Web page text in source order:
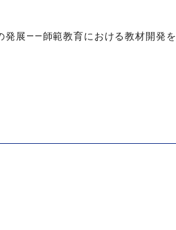
発展――師範教育における教材開発